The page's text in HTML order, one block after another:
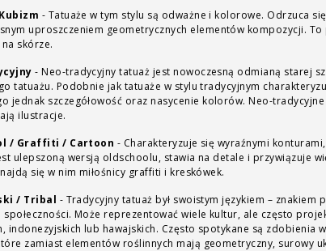
- Tatuaże w tym stylu są odważne i kolorowe. Odrzuca
uproszczeniem geometrycznych elementów kompozycji. To
skórze.
- Neo-tradycyjny tatuaż jest nowoczesną odmianą starej
tatuażu. Podobnie jak tatuaże w stylu tradycyjnym
jednak szczegółowość oraz nasycenie kolorów. Neo-
ilustracje.
/ Graffiti / Cartoon - Charakteryzuje się wyraźnymi
ulepszoną wersją oldschoolu, stawia na detale i przywiązuje
się w nim miłośnicy graffiti i kreskówek.
/ Tribal - Tradycyjny tatuaż był swoistym językiem – znakiem
społeczności. Może reprezentować wiele kultur, ale często
indonezyjskich lub hawajskich. Często spotykane są zdobienia
zamiast elementów roślinnych mają geometryczny, surowy